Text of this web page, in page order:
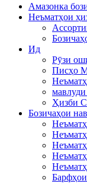
Амазонка
Неъматҳои
Ид
Рӯзи
Писҳо
Ҳизби
Бозичаҳои